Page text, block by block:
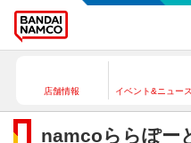
店舗情報 イベント&ニュース
namcoららぽー